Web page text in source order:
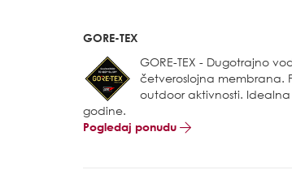
GORE-TEX
GORE-TEX - Dugotrajno
četveroslojna membrana.
outdoor aktivnosti.
godine.
Pogledaj ponudu